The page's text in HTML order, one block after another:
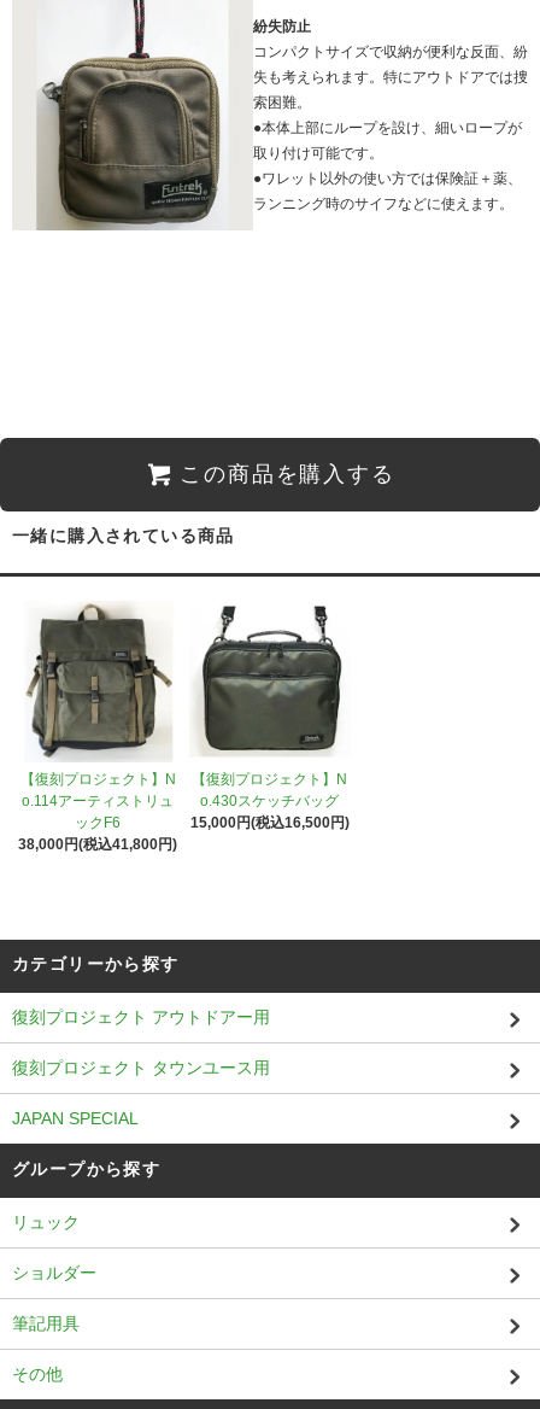
紛失防止
コンパクトサイズで収納が便利な反面、紛
失も考えられます。特にアウトドアでは捜
索困難。
●本体上部にループを設け、細いロープが
取り付け可能です。
●ワレット以外の使い方では保険証＋薬、
ランニング時のサイフなどに使えます。
この商品を購入する
一緒に購入されている商品
【復刻プロジェクト】N
o.114アーティストリュ
ックF6
38,000円(税込41,800円)
【復刻プロジェクト】N
o.430スケッチバッグ
15,000円(税込16,500円)
カテゴリーから探す
復刻プロジェクト アウトドアー用
復刻プロジェクト タウンユース用
JAPAN SPECIAL
グループから探す
リュック
ショルダー
筆記用具
その他